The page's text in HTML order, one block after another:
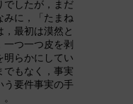
でしたが，まだ
みに，「たまね
最初は漠然と
一つ一つ皮を剥
明らかにしてい
でもなく，事実
う要件事実の手